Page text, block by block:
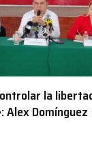
la
Alex Domínguez